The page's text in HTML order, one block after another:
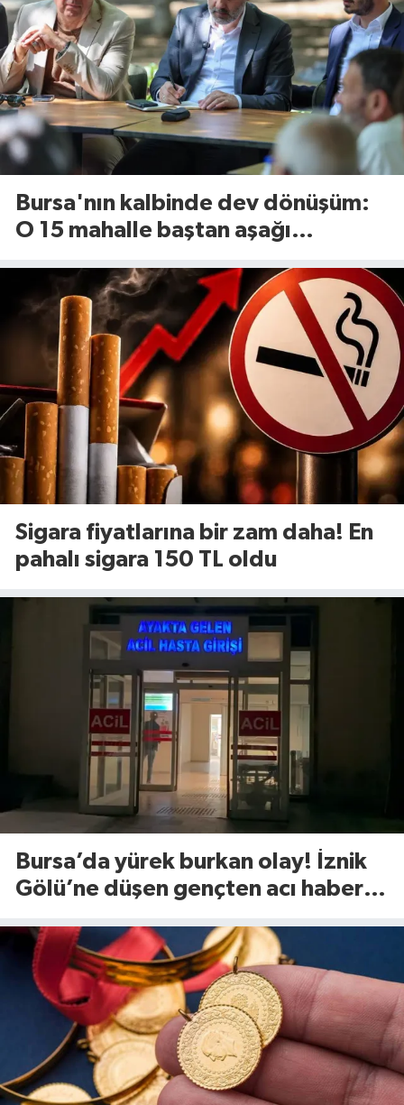
Bursa'nın kalbinde dev dönüşüm:
O 15 mahalle baştan aşağı
Sigara fiyatlarına bir zam daha! En
pahalı sigara 150 TL oldu
Bursa’da yürek burkan olay! İznik
Gölü’ne düşen gençten acı haber